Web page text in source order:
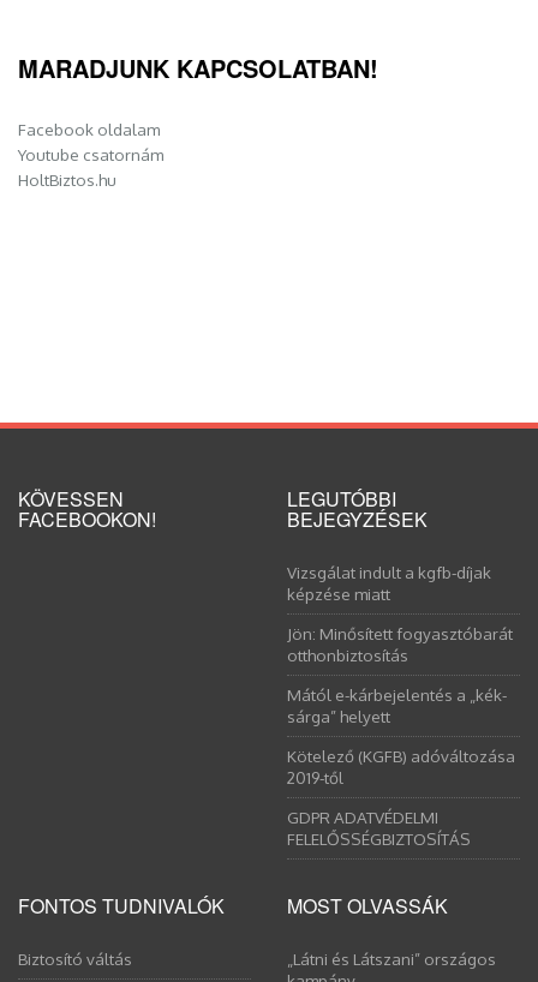
MARADJUNK KAPCSOLATBAN!
Facebook oldalam
Youtube csatornám
HoltBiztos.hu
KÖVESSEN
FACEBOOKON!
LEGUTÓBBI
BEJEGYZÉSEK
Vizsgálat indult a kgfb-díjak
képzése miatt
Jön: Minősített fogyasztóbarát
otthonbiztosítás
Mától e-kárbejelentés a „kék-
sárga” helyett
Kötelező (KGFB) adóváltozása
2019-től
GDPR ADATVÉDELMI
FELELŐSSÉGBIZTOSÍTÁS
FONTOS TUDNIVALÓK
Biztosító váltás
MOST OLVASSÁK
„Látni és Látszani” országos